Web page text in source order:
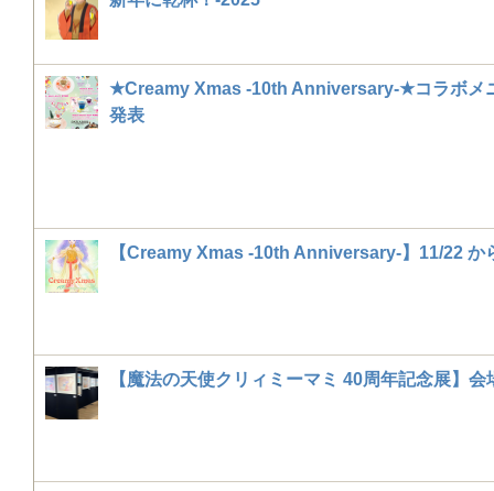
★Creamy Xmas -10th Anniversary-★コラボメ
発表
【Creamy Xmas -10th Anniversary-】11/22 か
【魔法の天使クリィミーマミ 40周年記念展】会